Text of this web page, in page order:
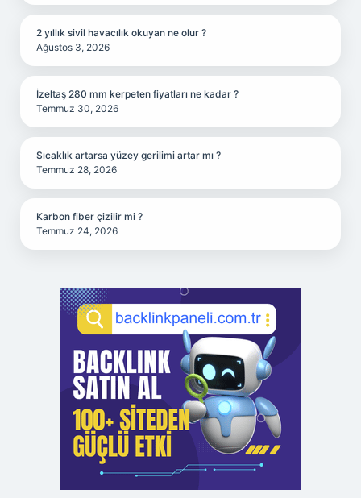
2 yıllık sivil havacılık okuyan ne olur ?
Ağustos 3, 2026
İzeltaş 280 mm kerpeten fiyatları ne kadar ?
Temmuz 30, 2026
Sıcaklık artarsa yüzey gerilimi artar mı ?
Temmuz 28, 2026
Karbon fiber çizilir mi ?
Temmuz 24, 2026